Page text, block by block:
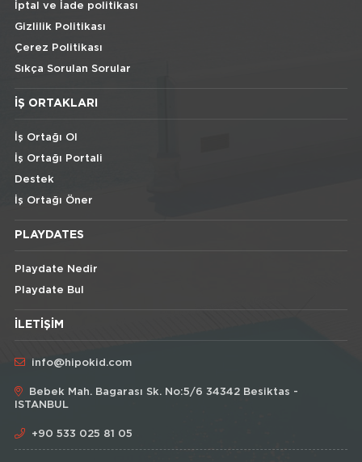
İptal ve İade politikası
Gizlilik Politikası
Çerez Politikası
Sıkça Sorulan Sorular
İŞ ORTAKLARI
İş Ortağı Ol
İş Ortağı Portali
Destek
İş Ortağı Öner
PLAYDATES
Playdate Nedir
Playdate Bul
İLETIŞIM
info@hipokid.com
Bebek Mah. Bagarası Sk. No:5/6 34342 Besiktas -
ISTANBUL
+90 533 025 81 05